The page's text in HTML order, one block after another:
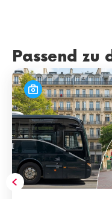
Passend zu